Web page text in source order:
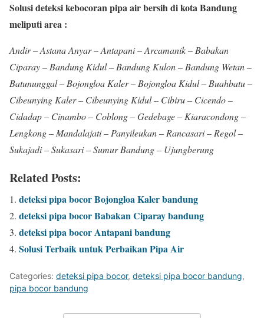
Solusi deteksi kebocoran pipa air bersih di kota Bandung
meliputi area :
Andir – Astana Anyar – Antapani – Arcamanik – Babakan
Ciparay – Bandung Kidul – Bandung Kulon – Bandung Wetan –
Batununggal – Bojongloa Kaler – Bojongloa Kidul – Buahbatu –
Cibeunying Kaler – Cibeunying Kidul – Cibiru – Cicendo –
Cidadap – Cinambo – Coblong – Gedebage – Kiaracondong –
Lengkong – Mandalajati – Panyileukan – Rancasari – Regol –
Sukajadi – Sukasari – Sumur Bandung – Ujungberung
Related Posts:
deteksi pipa bocor Bojongloa Kaler bandung
deteksi pipa bocor Babakan Ciparay bandung
deteksi pipa bocor Antapani bandung
Solusi Terbaik untuk Perbaikan Pipa Air
Categories: deteksi pipa bocor, deteksi pipa bocor bandung,
pipa bocor bandung